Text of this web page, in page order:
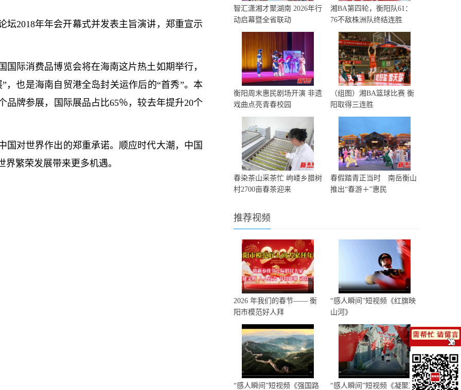
坛2018年年会开幕式并发表主旨演讲，郑重宣示
国际消费品博览会将在海南这片热土如期举行，
，也是海南自贸港全岛封关运作后的“首秀”。本
品牌参展，国际展品占比65％，较去年提升20个
国对世界作出的郑重承诺。顺应时代大潮，中国
繁荣发展带来更多机遇。
智汇潇湘才聚湖南 2026年行
动启幕暨全省联动
湘BA第四轮，衡阳队61：
76不敌株洲队终结连胜
衡阳周末惠民剧场开演 非遗
戏曲点亮青春校园
（组图）湘BA篮球比赛 衡
阳取得三连胜
春染茶山采茶忙 岣嵝乡腊树
村2700亩春茶迎来
春假踏青正当时 南岳衡山
推出“春游＋”惠民
推荐视频
2026 年我们的春节—— 衡
阳市模范好人拜
“感人瞬间”短视频《红旗映
山河》
“感人瞬间”短视频《强国路 “感人瞬间”短视频《凝聚》